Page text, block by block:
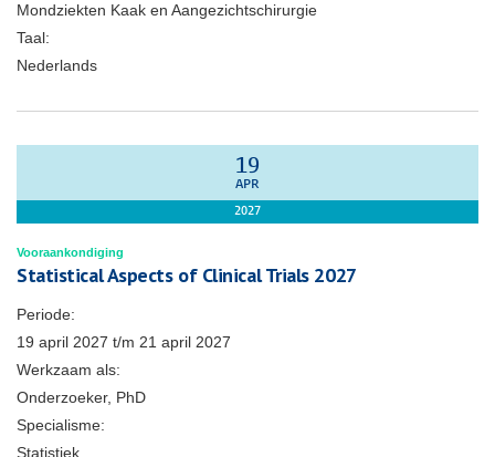
Mondziekten Kaak en Aangezichtschirurgie
Taal:
Nederlands
19
APR
2027
Vooraankondiging
Statistical Aspects of Clinical Trials 2027
Periode:
19 april 2027 t/m 21 april 2027
Werkzaam als:
Onderzoeker, PhD
Specialisme:
Statistiek